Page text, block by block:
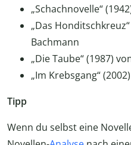
„Schachnovelle“
„Das
Bachmann
„Die Taube“ (1987)
„Im Krebsgang“
Tipp
Wenn du selbst eine